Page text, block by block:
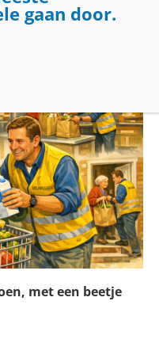
met een beetje
gaan door.